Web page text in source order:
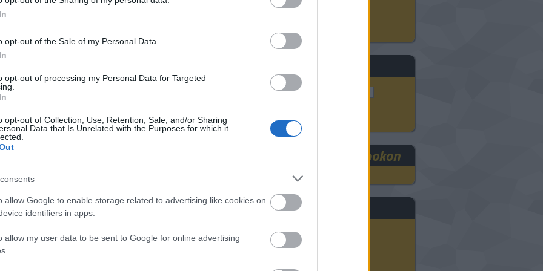
opt-out of the Sale of my Personal Data.
opt-out of processing my Personal Data for Targeted
opt-out of Collection, Use, Retention, Sale, and/or Sharing
Data that Is Unrelated with the Purposes for which it
allow Google to enable storage related to advertising like cookies on
identifiers in apps.
allow my user data to be sent to Google for online advertising
3D szkennelés
FRE3DEE a Facebookon
Archívum
2025 szeptember
2024 november
szintén csökken, kevesebb az új
kísérletezésekben rejlő kockázat.
bővülnek az okos alkatrészek alkalmazási
a vezetékek az alkatrész belsejében védettek, a
feltételek mellett is működnek, fejlesztőik pedig
(gépgyártás, bányászat, szállítás, energetika stb.)
jutni a prototípusig és a kereskedelmi célú gyártásig.
alkatrészek fémnyomtatás